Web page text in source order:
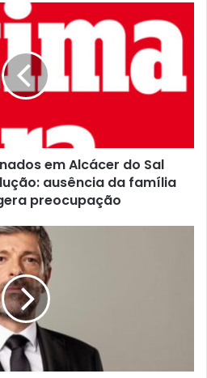
em Alcácer do Sal
ausência da família
preocupação